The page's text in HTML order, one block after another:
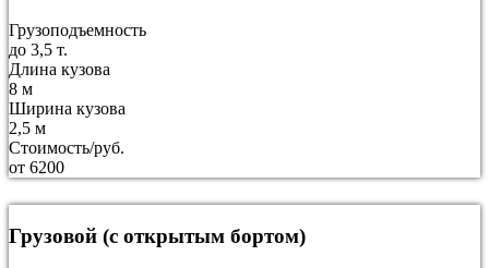
Грузоподъемность
до 3,5 т.
Длина кузова
8 м
Ширина кузова
2,5 м
Стоимость/руб.
от 6200
Грузовой (с открытым бортом)